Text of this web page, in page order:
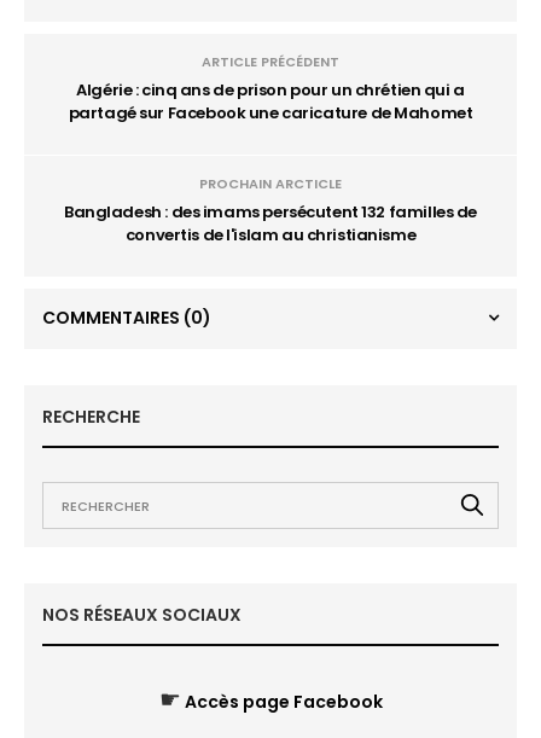
ARTICLE PRÉCÉDENT
Algérie : cinq ans de prison pour un chrétien qui a
partagé sur Facebook une caricature de Mahomet
PROCHAIN ARCTICLE
Bangladesh : des imams persécutent 132 familles de
convertis de l'islam au christianisme
COMMENTAIRES (0)
RECHERCHE
NOS RÉSEAUX SOCIAUX
☛ Accès page Facebook